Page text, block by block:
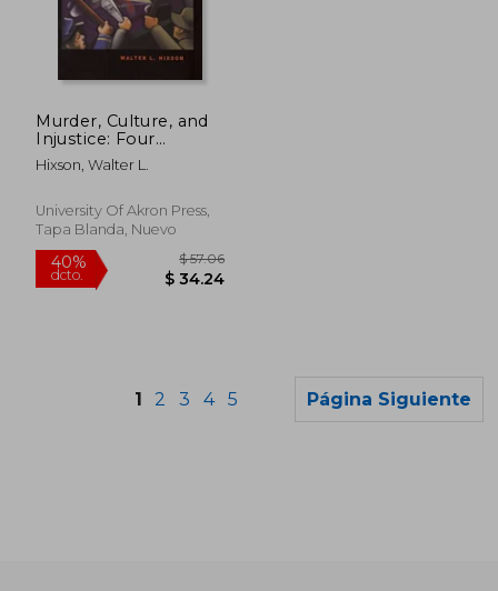
45%
Murder, Culture, and
Injustice: Four
Sensational Cases in
American History (en
Hixson, Walter L.
University Of Akron Press,
Tapa Blanda, Nuevo
1 2 3 4 5 Página Siguiente